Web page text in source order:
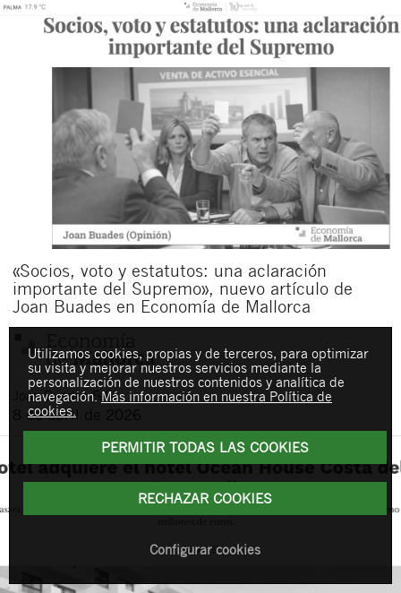
«Socios, voto y estatutos: una aclaración
importante del Supremo», nuevo artículo de
Joan Buades en Economía de Mallorca
JoanBuades Feliu
8 de abril de 2026
Utilizamos cookies, propias y de terceros, para optimizar
su visita y mejorar nuestros servicios mediante la
personalización de nuestros contenidos y analítica de
navegación. Más información en nuestra Política de
cookies.
PERMITIR TODAS LAS COOKIES
RECHAZAR COOKIES
Configurar cookies